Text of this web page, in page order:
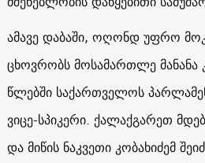
ამავე დაბაში, ოღონდ უფრო
ცხოვრობს მოსამართლე მანანა
წლებში საქართველოს
ვიცე-სპიკერი. ქალაქგარეთ
და მიწის ნაკვეთი კობახიძემ